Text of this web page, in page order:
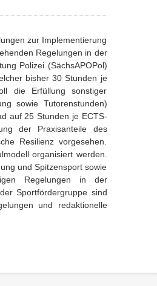
zur Implementierung
Regelungen in der
Polizei (SächsAPOPol)
bisher 30 Stunden je
die Erfüllung sonstiger
sowie Tutorenstunden)
auf 25 Stunden je ECTS-
der Praxisanteile des
Resilienz vorgesehen.
organisiert werden.
und Spitzensport sowie
Regelungen in der
Sportfördergruppe sind
und redaktionelle